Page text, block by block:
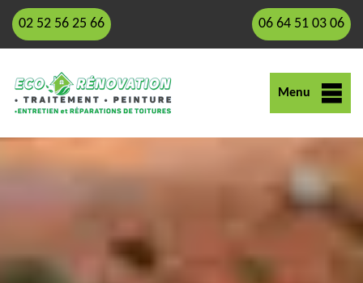
02 52 56 25 66 06 64 51 03 06
Menu